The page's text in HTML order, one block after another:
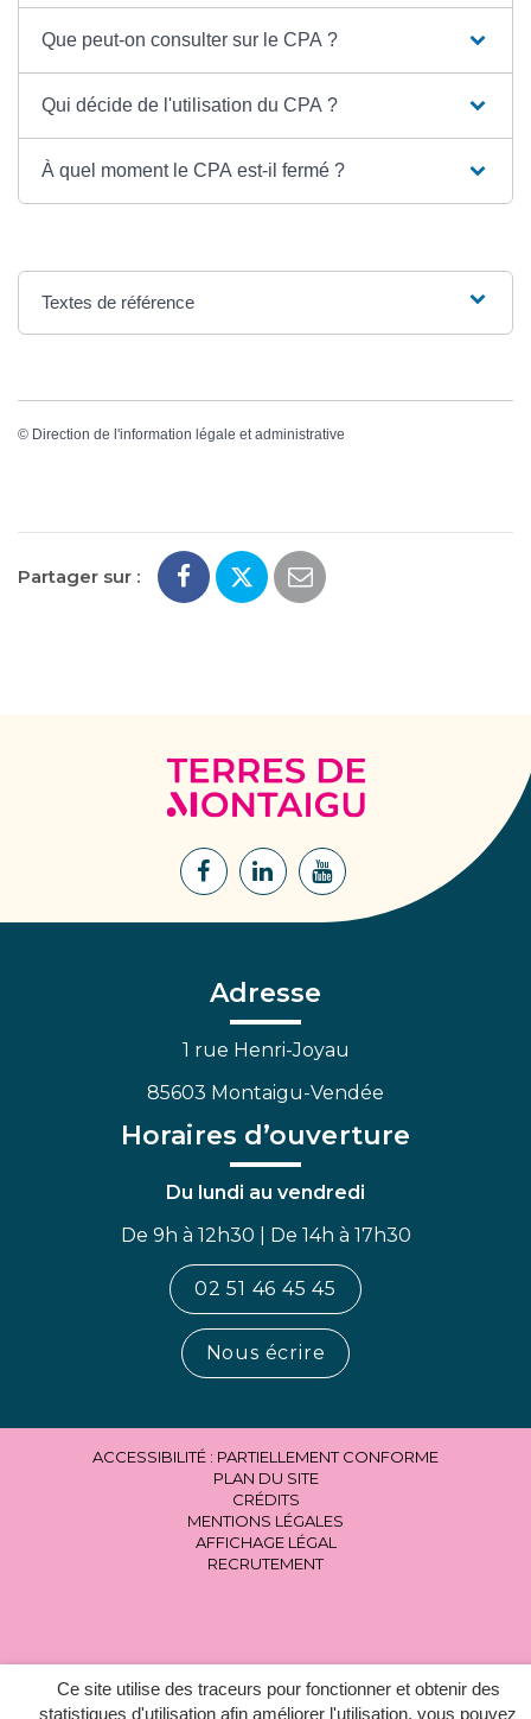
Ce site utilise des traceurs pour fonctionner et obtenir des
statistiques d'utilisation afin améliorer l'utilisation, vous pouvez
Que peut-on consulter sur le CPA ?
Qui décide de l'utilisation du CPA ?
À quel moment le CPA est-il fermé ?
Textes de référence
© Direction de l'information légale et administrative
Partager sur :
Terres
de
Montaigu
Lien
Facebook
Lien
Lien
Adresse
1 rue Henri-Joyau
85603 Montaigu-Vendée
Horaires d’ouverture
Du lundi au vendredi
De 9h à 12h30 | De 14h à 17h30
02 51 46 45 45
Nous écrire
ACCESSIBILITÉ : PARTIELLEMENT CONFORME
PLAN DU SITE
CRÉDITS
MENTIONS LÉGALES
AFFICHAGE LÉGAL
RECRUTEMENT